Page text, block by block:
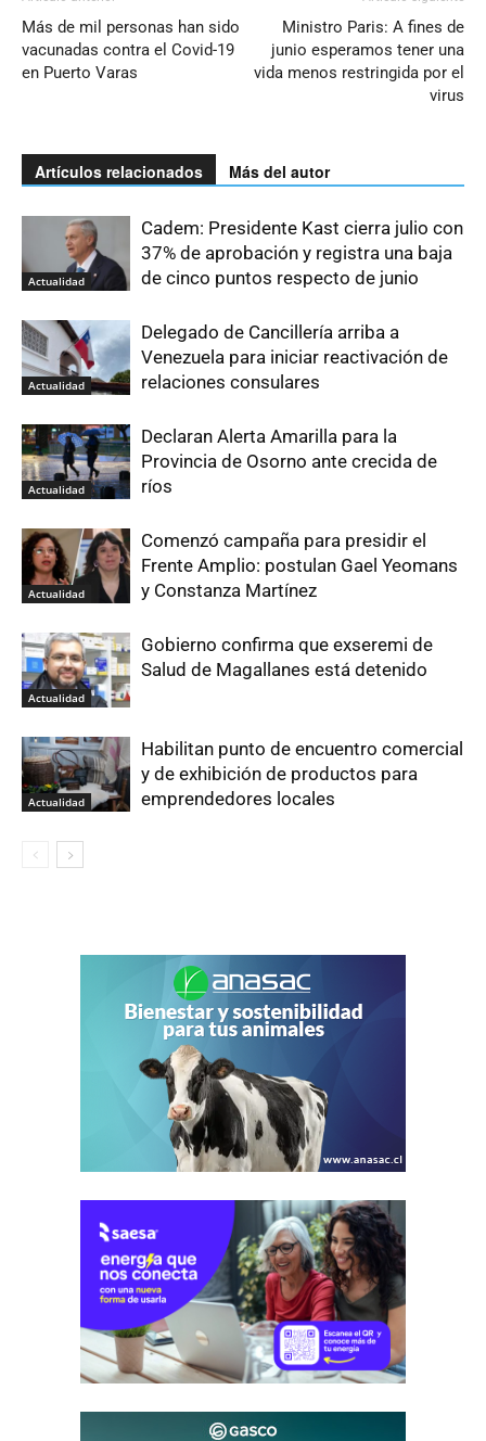
Más de mil personas han sido
vacunadas contra el Covid-19
en Puerto Varas
Ministro Paris: A fines de
junio esperamos tener una
vida menos restringida por el
virus
Artículos relacionados Más del autor
Actualidad
Cadem: Presidente Kast cierra julio con
37% de aprobación y registra una baja
de cinco puntos respecto de junio
Actualidad
Delegado de Cancillería arriba a
Venezuela para iniciar reactivación de
relaciones consulares
Actualidad
Declaran Alerta Amarilla para la
Provincia de Osorno ante crecida de
ríos
Actualidad
Comenzó campaña para presidir el
Frente Amplio: postulan Gael Yeomans
y Constanza Martínez
Actualidad
Gobierno confirma que exseremi de
Salud de Magallanes está detenido
Actualidad
Habilitan punto de encuentro comercial
y de exhibición de productos para
emprendedores locales